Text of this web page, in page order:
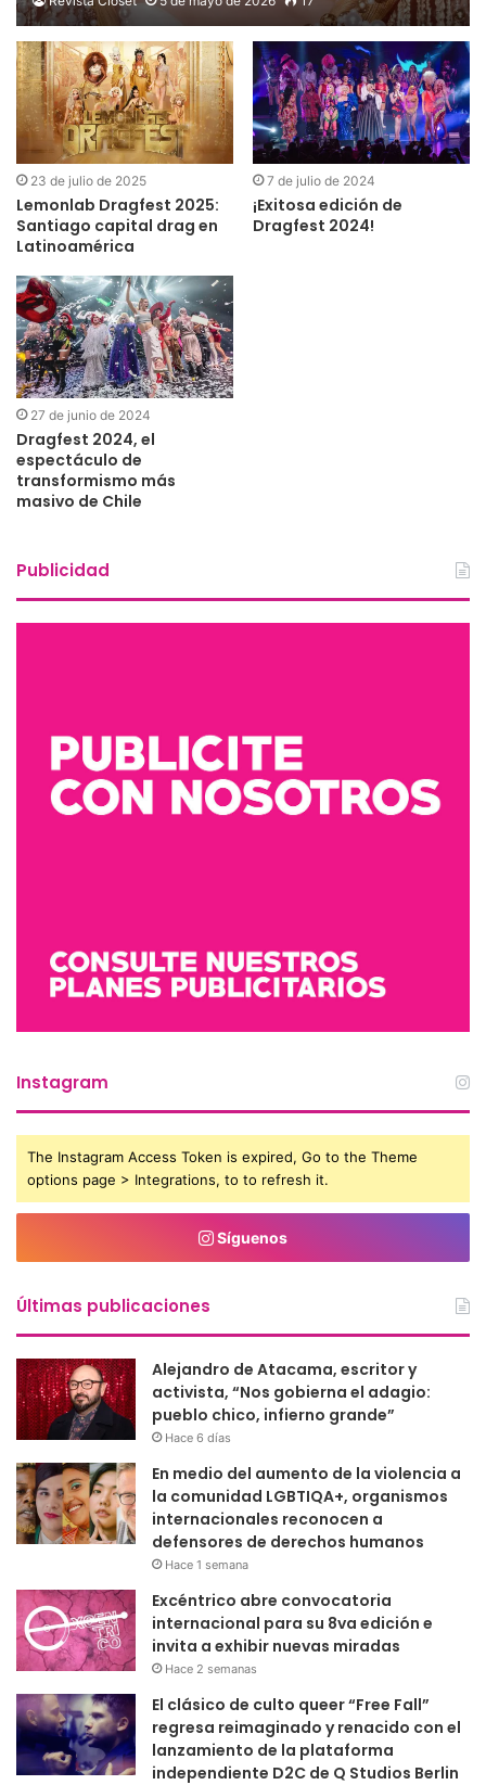
23 de julio de 2025
Lemonlab Dragfest 2025:
Santiago capital drag en
Latinoamérica
7 de julio de 2024
¡Exitosa edición de
Dragfest 2024!
27 de junio de 2024
Dragfest 2024, el
espectáculo de
transformismo más
masivo de Chile
Publicidad
Instagram
The Instagram Access Token is expired, Go to the Theme
options page > Integrations, to to refresh it.
Síguenos
Últimas publicaciones
Alejandro de Atacama, escritor y
activista, “Nos gobierna el adagio:
pueblo chico, infierno grande”
Hace 6 días
En medio del aumento de la violencia a
la comunidad LGBTIQA+, organismos
internacionales reconocen a
defensores de derechos humanos
Hace 1 semana
Excéntrico abre convocatoria
internacional para su 8va edición e
invita a exhibir nuevas miradas
Hace 2 semanas
El clásico de culto queer “Free Fall”
regresa reimaginado y renacido con el
lanzamiento de la plataforma
independiente D2C de Q Studios Berlin